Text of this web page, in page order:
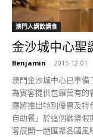
澳門人講飲講食
金沙城中心聖
Benjamin - 2015-12-01
澳門金沙城中心已準備
為賓客提供包羅萬有的
廳將推出特別優惠及
自助餐」於這個歡樂
客展開一趟匯聚各國風